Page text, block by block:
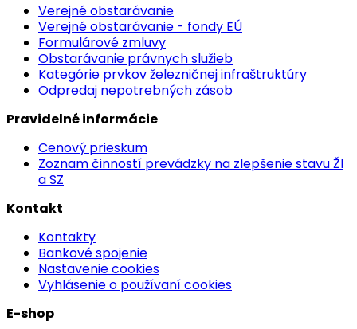
Verejné obstarávanie
Verejné obstarávanie - fondy EÚ
Formulárové zmluvy
Obstarávanie právnych služieb
Kategórie prvkov železničnej infraštruktúry
Odpredaj nepotrebných zásob
Pravidelné informácie
Cenový prieskum
Zoznam činností prevádzky na zlepšenie stavu ŽI
a SZ
Kontakt
Kontakty
Bankové spojenie
Nastavenie cookies
Vyhlásenie o používaní cookies
E-shop